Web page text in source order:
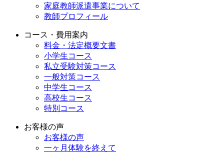
家庭教師派遣事業について
教師プロフィール
コース・費用案内
料金・法定概要文書
小学生コース
私立受験対策コース
一般対策コース
中学生コース
高校生コース
特別コース
お客様の声
お客様の声
一ヶ月体験を終えて